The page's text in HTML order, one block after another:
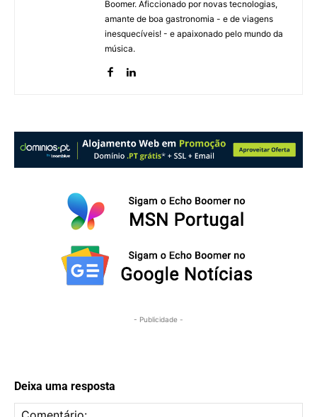
Boomer. Aficcionado por novas tecnologias,
amante de boa gastronomia - e de viagens
inesquecíveis! - e apaixonado pelo mundo da
música.
- Publicidade -
Deixa uma resposta